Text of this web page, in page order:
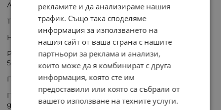
Литиева Li батерия GP CR2 3V за фотоапарати
Тип батерия: Литиева, Li
Номинално напрежение: 3V DC
Размер: DLCR2 ELCR2 EL1CR2 CR15270 VCR2NP RLCR2-L
5046LC
Габаритни размери: ф 15 x 27 mm
Подходяща за: за фотоапарати, датчици, фенери и
други
рекламите и да анализираме нашия
трафик. Също така споделяме
информация за използването на
нашия сайт от ваша страна с нашите
партньори за реклама и анализи,
които може да я комбинират с друга
информация, която сте им
предоставили или която са събрали от
вашето използване на техните услуги.